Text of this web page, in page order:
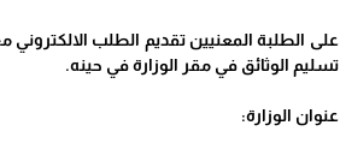
على الطلبة المعنيين تقديم الطلب
تسليم الوثائق في مقر الوزارة في حينه.
عنوان الوزارة: